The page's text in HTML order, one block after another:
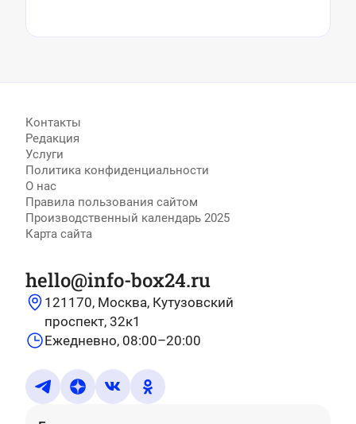
Контакты
Редакция
Услуги
Политика конфиденциальности
О нас
Правила пользования сайтом
Производственный календарь 2025
Карта сайта
hello@info-box24.ru
121170, Москва, Кутузовский
проспект, 32к1
Ежедневно, 08:00–20:00